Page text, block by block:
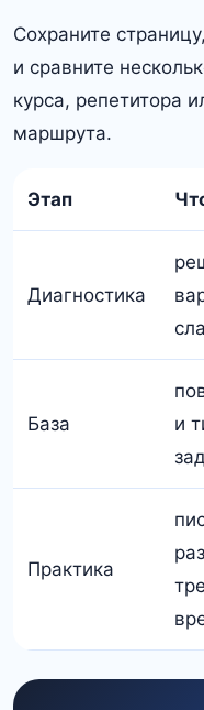
Сохраните
и сравните
курса, репетитора
маршрута.
Этап
Диагностика
База
и
Практика